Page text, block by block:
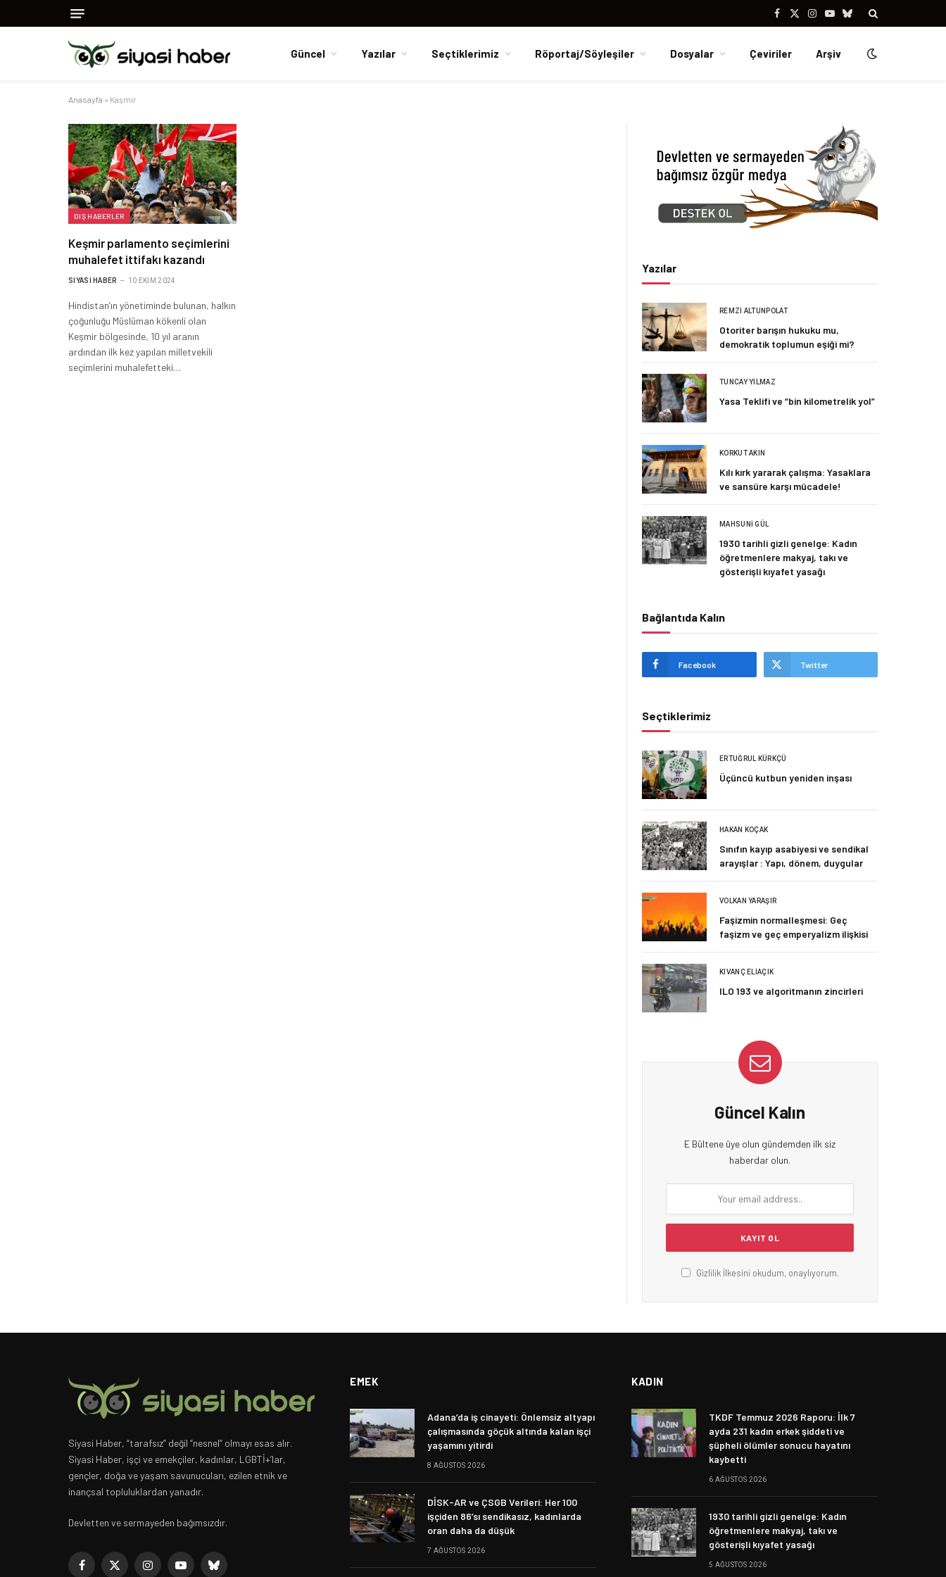
Facebook
X
Instagram
YouTubeBluesky
Güncel Yazılar Seçtiklerimiz Röportaj/Söyleşiler Dosyalar Çeviriler Arşiv
Anasayfa » Kaşmir
DIŞ HABERLER
Keşmir parlamento seçimlerini
muhalefet ittifakı kazandı
SIYASI HABER 10 EKIM 2024
Hindistan’ın yönetiminde bulunan, halkın
çoğunluğu Müslüman kökenli olan
Keşmir bölgesinde, 10 yıl aranın
ardından ilk kez yapılan milletvekili
seçimlerini muhalefetteki…
Yazılar
REMZI ALTUNPOLAT
Otoriter barışın hukuku mu,
demokratik toplumun eşiği mi?
TUNCAY YILMAZ
Yasa Teklifi ve “bin kilometrelik yol”
KORKUT AKIN
Kılı kırk yararak çalışma: Yasaklara
ve sansüre karşı mücadele!
MAHSUNI GÜL
1930 tarihli gizli genelge: Kadın
öğretmenlere makyaj, takı ve
gösterişli kıyafet yasağı
Bağlantıda Kalın
Facebook Twitter
Seçtiklerimiz
ERTUĞRUL KÜRKÇÜ
Üçüncü kutbun yeniden inşası
HAKAN KOÇAK
Sınıfın kayıp asabiyesi ve sendikal
arayışlar : Yapı, dönem, duygular
VOLKAN YARAŞIR
Faşizmin normalleşmesi: Geç
faşizm ve geç emperyalizm ilişkisi
KIVANÇ ELIAÇIK
ILO 193 ve algoritmanın zincirleri
Güncel Kalın
E Bültene üye olun gündemden ilk siz
haberdar olun.
Gizlilik İlkesini okudum, onaylıyorum.
Siyasi Haber, “tarafsız” değil “nesnel” olmayı esas alır.
Siyasi Haber, işçi ve emekçiler, kadınlar, LGBTİ+’lar,
gençler, doğa ve yaşam savunucuları, ezilen etnik ve
inançsal topluluklardan yanadır.
Devletten ve sermayeden bağımsızdır.
Facebook
X InstagramYouTubeBluesky
EMEK
Adana’da iş cinayeti: Önlemsiz altyapı
çalışmasında göçük altında kalan işçi
yaşamını yitirdi
8 AĞUSTOS 2026
DİSK-AR ve ÇSGB Verileri: Her 100
işçiden 86’sı sendikasız, kadınlarda
oran daha da düşük
7 AĞUSTOS 2026
KADIN
TKDF Temmuz 2026 Raporu: İlk 7
ayda 231 kadın erkek şiddeti ve
şüpheli ölümler sonucu hayatını
kaybetti
6 AĞUSTOS 2026
1930 tarihli gizli genelge: Kadın
öğretmenlere makyaj, takı ve
gösterişli kıyafet yasağı
5 AĞUSTOS 2026